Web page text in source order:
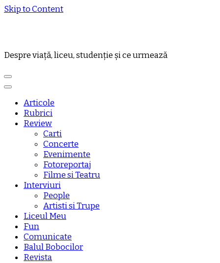
Skip to Content
Despre viață, liceu, studenție și ce urmează
Articole
Rubrici
Review
Carti
Concerte
Evenimente
Fotoreportaj
Filme si Teatru
Interviuri
People
Artisti si Trupe
Liceul Meu
Fun
Comunicate
Balul Bobocilor
Revista